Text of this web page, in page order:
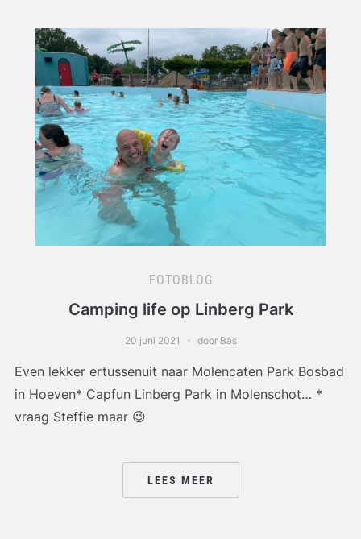
FOTOBLOG
Camping life op Linberg Park
20 juni 2021 door Bas
Even lekker ertussenuit naar Molencaten Park Bosbad
in Hoeven* Capfun Linberg Park in Molenschot… *
vraag Steffie maar 😉
LEES MEER